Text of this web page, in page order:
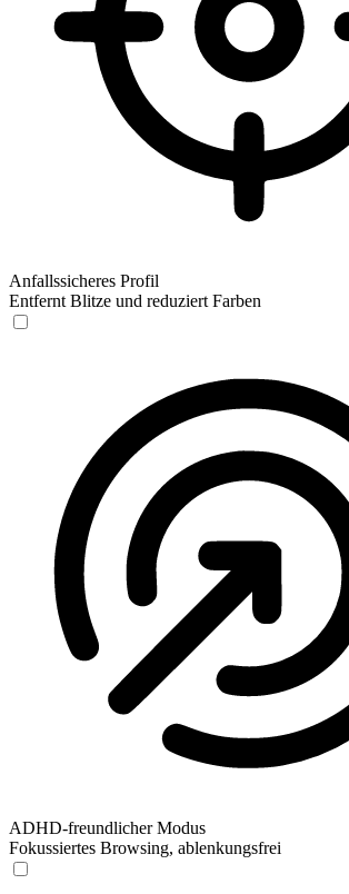
Anfallssicheres Profil
Entfernt Blitze und reduziert Farben
ADHD-freundlicher Modus
Fokussiertes Browsing, ablenkungsfrei